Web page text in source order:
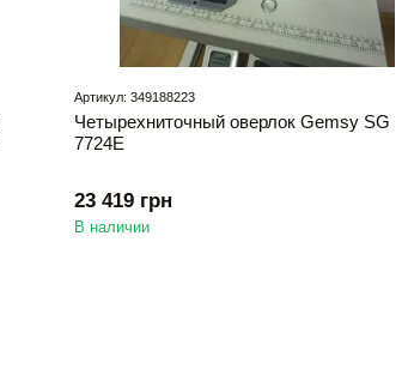
Артикул: 349188223
Четырехниточный оверлок Gemsy SG
7724E
23 419 грн
В наличии